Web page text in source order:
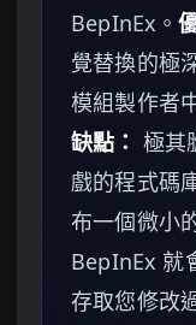
BepInEx。
覺替換的極
模組製作者
缺點： 極其
戲的程式碼
布一個微小
BepInEx 就
存取您修改